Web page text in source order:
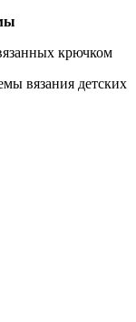
крючком
вязания детских